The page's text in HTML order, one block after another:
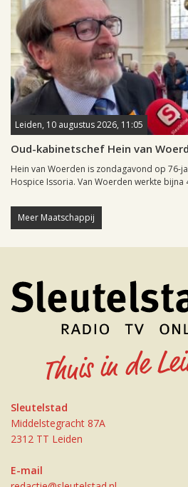
Leiden, 10 augustus 2026, 11:05
Oud-kabinetschef Hein van
Hein van Woerden is zondagavond op 76-
Hospice Issoria. Van Woerden werkte bijna
Meer Maatschappij
Sleutelstad
Middelstegracht 87A
2312 TT Leiden
E-mail